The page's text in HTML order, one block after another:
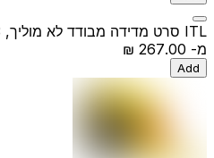
ITL סרט מדידה מבודד לא מוליך, 3 מטר (מטרי)
מ-
Add